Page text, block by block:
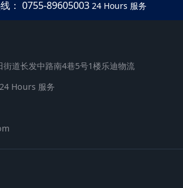
： 0755-89605003 24 Hours 服务
街道长发中路南4巷5号1楼乐迪物流
Hours 服务